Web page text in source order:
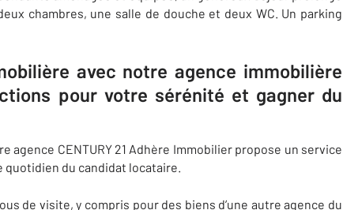
chambres, une salle de douche et deux WC. Un parking
avec notre agence immobilière
pour votre sérénité et gagner du
CENTURY 21 Adhère Immobilier propose un service
du candidat locataire.
de visite, y compris pour des biens d’une autre agence du